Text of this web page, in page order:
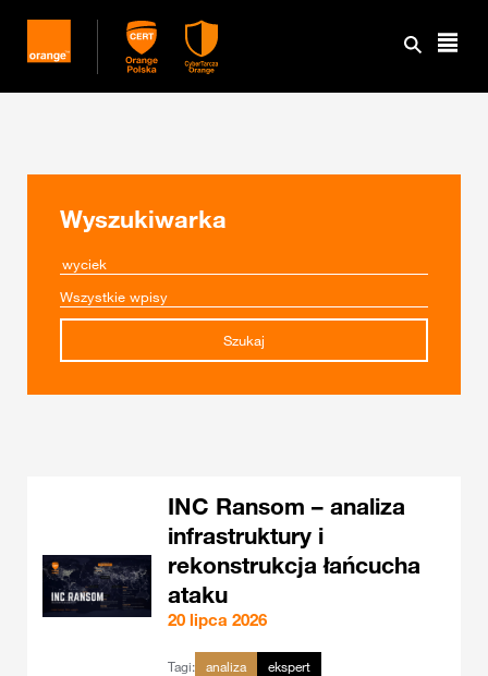
Wyszukiwarka
INC Ransom – analiza
infrastruktury i
rekonstrukcja łańcucha
ataku
20 lipca 2026
Tagi: analiza ekspert